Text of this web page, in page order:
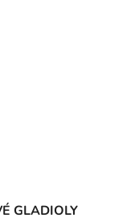
GLADIOLY